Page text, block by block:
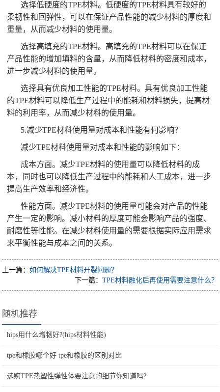
选择低硬度的TPE材料。低硬度的TPE材料具有较好的
柔韧性和回弹性，可以在保证产品性能的减少材料的厚度和
重量，从而减少材料的使用量。
选择高填充的TPE材料。高填充的TPE材料可以在保证
产品性能的增加填料的含量，从而降低材料的密度和成本，
进一步减少材料的使用量。
选择具有优良加工性能的TPE材料。具有优良加工性能
的TPE材料可以降低生产过程中的能耗和材料损失，提高材
料的利用率，从而减少材料的使用量。
5.减少TPE材料使用量对成本和性能有何影响？
减少TPE材料使用量对成本和性能的影响如下：
成本方面。减少TPE材料的使用量可以降低材料的成
本，同时也可以降低生产过程中的能耗和人工成本，进一步
提高生产效率和经济性。
性能方面。减少TPE材料的使用量可能会对产品的性能
产生一定的影响。减小材料的厚度可能会影响产品的强度、
耐磨性等性能。在减少材料使用量的需要根据实际应用需求
来平衡性能与成本之间的关系。
上一篇：如何解决TPE材料开裂问题？
下一篇： TPE材料融化后再使用需要注意什么？
随机推荐
hips用什么增韧好?(hips材料性能)
tpe和橡胶哪个好 tpe和橡胶的区别对比
选购TPE热塑性弹性体要注意的细节你知道吗?